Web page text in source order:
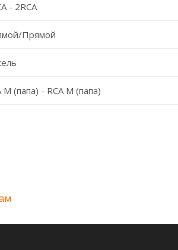
- 2RCA
Прямой
M (папа) - RCA M (папа)